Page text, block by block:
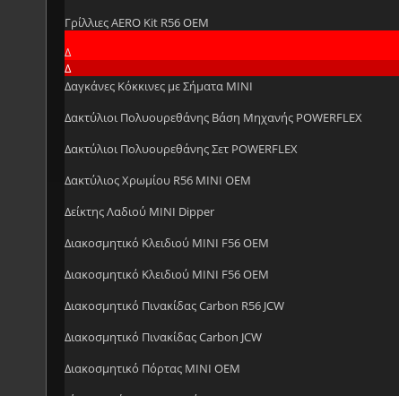
Γρίλλιες AERO Kit R56 OEM
Δ
Δ
Δαγκάνες Κόκκινες με Σήματα MINI
Δακτύλιοι Πολυουρεθάνης Βάση Μηχανής POWERFLEX
Δακτύλιοι Πολυουρεθάνης Σετ POWERFLEX
Δακτύλιος Χρωμίου R56 MINI OEM
Δείκτης Λαδιού MINI Dipper
Διακοσμητικό Κλειδιού MINI F56 OEM
Διακοσμητικό Κλειδιού MINI F56 OEM
Διακοσμητικό Πινακίδας Carbon R56 JCW
Διακοσμητικό Πινακίδας Carbon JCW
Διακοσμητικό Πόρτας MINI OEM